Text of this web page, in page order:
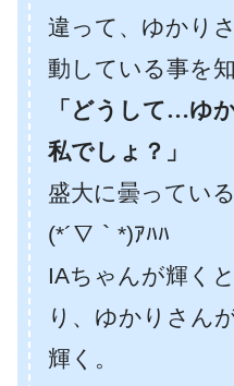
違って、ゆかり
動している事を
「どうして…ゆ
私でしょ？」
盛大に曇ってい
(*´∇｀*)ｱﾊﾊ
IAちゃんが輝く
り、ゆかりさん
輝く。